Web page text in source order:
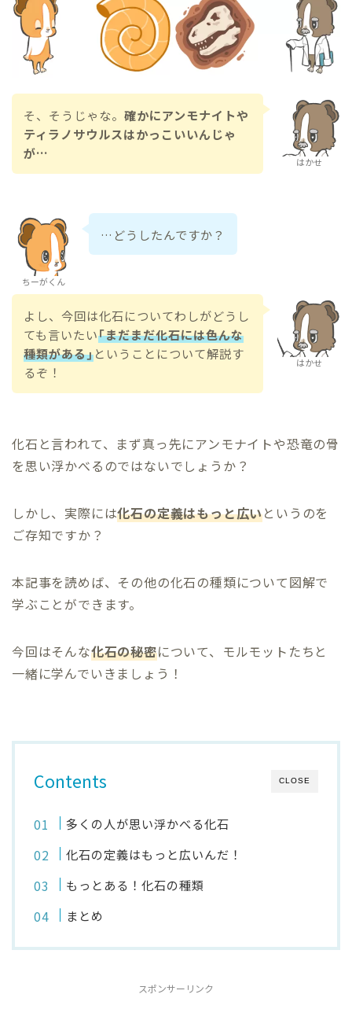
はかせ
そ、そうじゃな。 確かにアンモナイトや
ティラノサウルスはかっこいいんじゃ
が…
ちーがくん
…どうしたんですか？
はかせ
よし、今回は化石についてわしがどうし
ても言いたい｢まだまだ化石には色んな
種類がある｣ということについて解説す
るぞ！
化石と言われて、まず真っ先にアンモナイトや恐竜の骨
を思い浮かべるのではないでしょうか？
しかし、実際には化石の定義はもっと広いというのを
ご存知ですか？
本記事を読めば、その他の化石の種類について図解で
学ぶことができます。
今回はそんな化石の秘密について、モルモットたちと
一緒に学んでいきましょう！
CLOSE
Contents
多くの人が思い浮かべる化石
化石の定義はもっと広いんだ！
もっとある！化石の種類
まとめ
スポンサーリンク